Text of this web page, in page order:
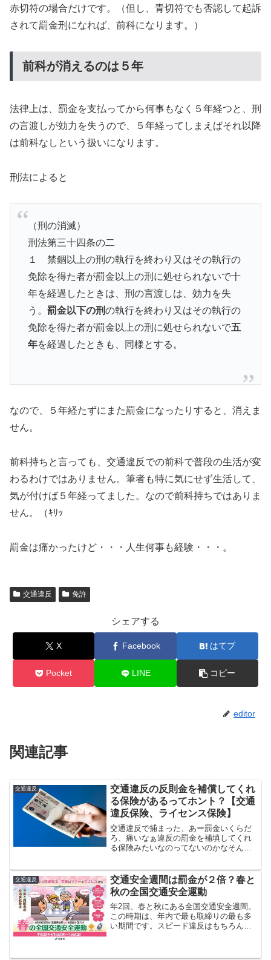
赤切符の場合だけです。（但し、青切符でも否認して起訴
されて罰金刑になれば、前科になります。）
前科が消えるのは５年
法律上は、罰金を支払ってから何事もなく５年経つと、刑
の言渡しが効力を失うので、５年経ってしまえばそれ以降
は前科なしという扱いになります。
刑法によると
（刑の消滅）
刑法第三十四条の二
１ 禁錮以上の刑の執行を終わり又はその執行の
免除を得た者が罰金以上の刑に処せられないで十
年を経過したときは、刑の言渡しは、効力を失
う。 罰金以下の刑の執行を終わり又はその執行の
免除を得た者が罰金以上の刑に処せられないで五
年を経過したときも、同様とする。
なので、５年経たずにまた罰金になったりすると、消えま
せん。
前科持ちと言っても、交通違反での前科で普段の生活が変
わるわけではありません。筆者も特に気にせず生活して、
気が付けば５年経ってました。なので前科持ちではありま
せん。（ｷﾘｯ
罰金は痛かったけど・・・人生何事も経験・・・。
交通違反 免許
シェアする
X Facebook はてブ
Pocket LINE コピー
editor
関連記事
交通違反
交通違反の反則金を補償してくれ
る保険があるってホント？【交通
違反保険、ライセンス保険】
交通違反で捕まった、あー罰金いくらだ
ろ、痛いなぁ違反の罰金を補填してくれ
る保険みたいなのってないのかなそんな
保険サービスがあります。（厳密には保
険ではなく共済ですが）但...
交通違反
交通安全週間は罰金が２倍？春と
秋の全国交通安全運動
年2回、春と秋にある全国交通安全週間。
この時期は、年内で最も取締りの最も多
い期間です。スピード違反はもちろん、